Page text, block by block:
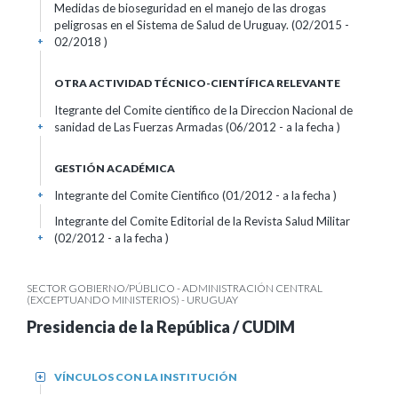
Medidas de bioseguridad en el manejo de las drogas
peligrosas en el Sistema de Salud de Uruguay. (02/2015 -
02/2018 )
+
OTRA ACTIVIDAD TÉCNICO-CIENTÍFICA RELEVANTE
Itegrante del Comite cientifico de la Direccion Nacional de
sanidad de Las Fuerzas Armadas (06/2012 - a la fecha )
+
GESTIÓN ACADÉMICA
Integrante del Comite Cientifico (01/2012 - a la fecha )
+
Integrante del Comite Editorial de la Revista Salud Militar
(02/2012 - a la fecha )
+
SECTOR GOBIERNO/PÚBLICO - ADMINISTRACIÓN CENTRAL
(EXCEPTUANDO MINISTERIOS) - URUGUAY
Presidencia de la República / CUDIM
VÍNCULOS CON LA INSTITUCIÓN
+